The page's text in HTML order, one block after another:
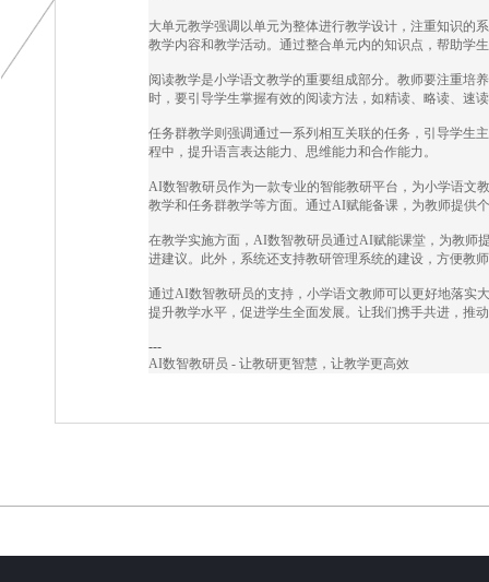
大单元教学强调以单元为整体进行教学设计，注重知识的
教学内容和教学活动。通过整合单元内的知识点，帮助学
阅读教学是小学语文教学的重要组成部分。教师要注重培
时，要引导学生掌握有效的阅读方法，如精读、略读、速
任务群教学则强调通过一系列相互关联的任务，引导学生
程中，提升语言表达能力、思维能力和合作能力。
AI数智教研员作为一款专业的智能教研平台，为小学语文
教学和任务群教学等方面。通过AI赋能备课，为教师提供
在教学实施方面，AI数智教研员通过AI赋能课堂，为教师
进建议。此外，系统还支持教研管理系统的建设，方便教
通过AI数智教研员的支持，小学语文教师可以更好地落实
提升教学水平，促进学生全面发展。让我们携手共进，推
---
AI数智教研员 - 让教研更智慧，让教学更高效